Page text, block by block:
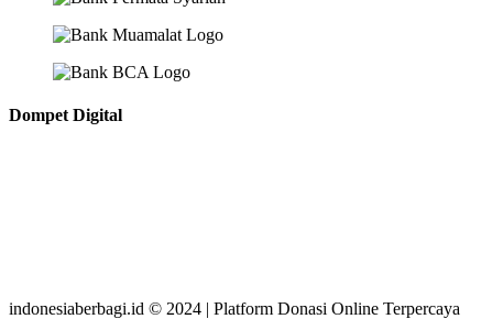
Dompet Digital
indonesiaberbagi.id © 2024 | Platform Donasi Online Terpercaya